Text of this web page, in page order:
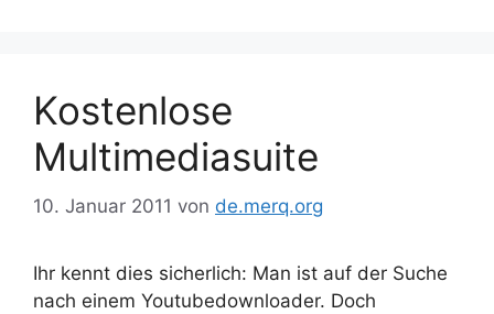
Kostenlose
Multimediasuite
10. Januar 2011 von de.merq.org
Ihr kennt dies sicherlich: Man ist auf der Suche
nach einem Youtubedownloader. Doch